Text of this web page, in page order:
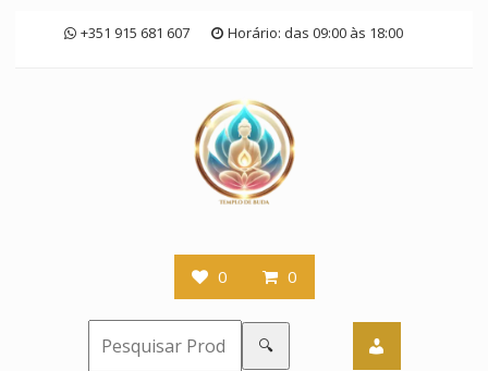
+351 915 681 607 Horário: das 09:00 às 18:00
0 0
🔍